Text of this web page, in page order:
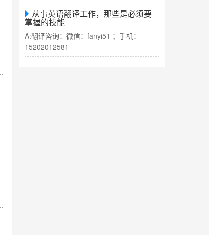
从事英语翻译工作，那些是必须要
掌握的技能
A:翻译咨询：微信：fanyi51 ；手机：
15202012581